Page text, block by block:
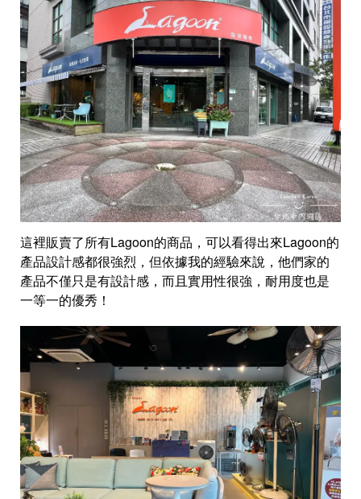
這裡販賣了所有Lagoon的商品，可以看得出來Lagoon的
產品設計感都很強烈，但依據我的經驗來說，他們家的
產品不僅只是有設計感，而且實用性很強，耐用度也是
一等一的優秀！